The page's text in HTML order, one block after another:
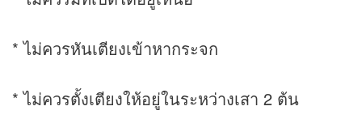
* ไม่ควรหันเตียงเข้าหากระจก
* ไม่ควรตั้งเตียงให้อยู่ในระหว่างเสา 2 ต้น